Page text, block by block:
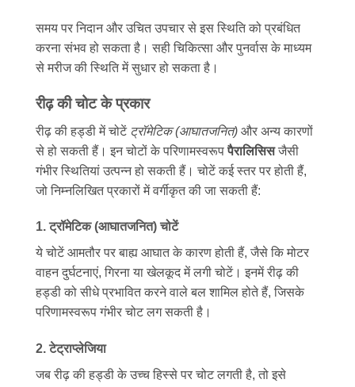
समय पर निदान और उचित उपचार से इस स्थिति को प्रबंधित
करना संभव हो सकता है। सही चिकित्सा और पुनर्वास के माध्यम
से मरीज की स्थिति में सुधार हो सकता है।
रीढ़ की चोट के प्रकार
रीढ़ की हड्डी में चोटें ट्रॉमेटिक (आघातजनित) और अन्य कारणों
से हो सकती हैं। इन चोटों के परिणामस्वरूपपैरालिसिसजैसी
गंभीर स्थितियां उत्पन्न हो सकती हैं। चोटें कई स्तर पर होती हैं,
जो निम्नलिखित प्रकारों में वर्गीकृत की जा सकती हैं:
1. ट्रॉमेटिक (आघातजनित) चोटें
ये चोटें आमतौर पर बाह्य आघात के कारण होती हैं, जैसे कि मोटर
वाहन दुर्घटनाएं, गिरना या खेलकूद में लगी चोटें। इनमें रीढ़ की
हड्डी को सीधे प्रभावित करने वाले बल शामिल होते हैं, जिसके
परिणामस्वरूप गंभीर चोट लग सकती है।
2. टेट्राप्लेजिया
जब रीढ़ की हड्डी के उच्च हिस्से पर चोट लगती है, तो इसे